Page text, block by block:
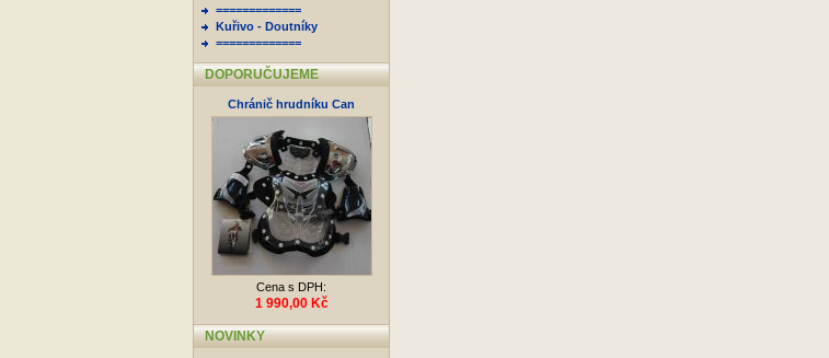
=============
Kuřivo - Doutníky
=============
DOPORUČUJEME
Chránič hrudníku Can
Cena s DPH:
1 990,00 Kč
NOVINKY